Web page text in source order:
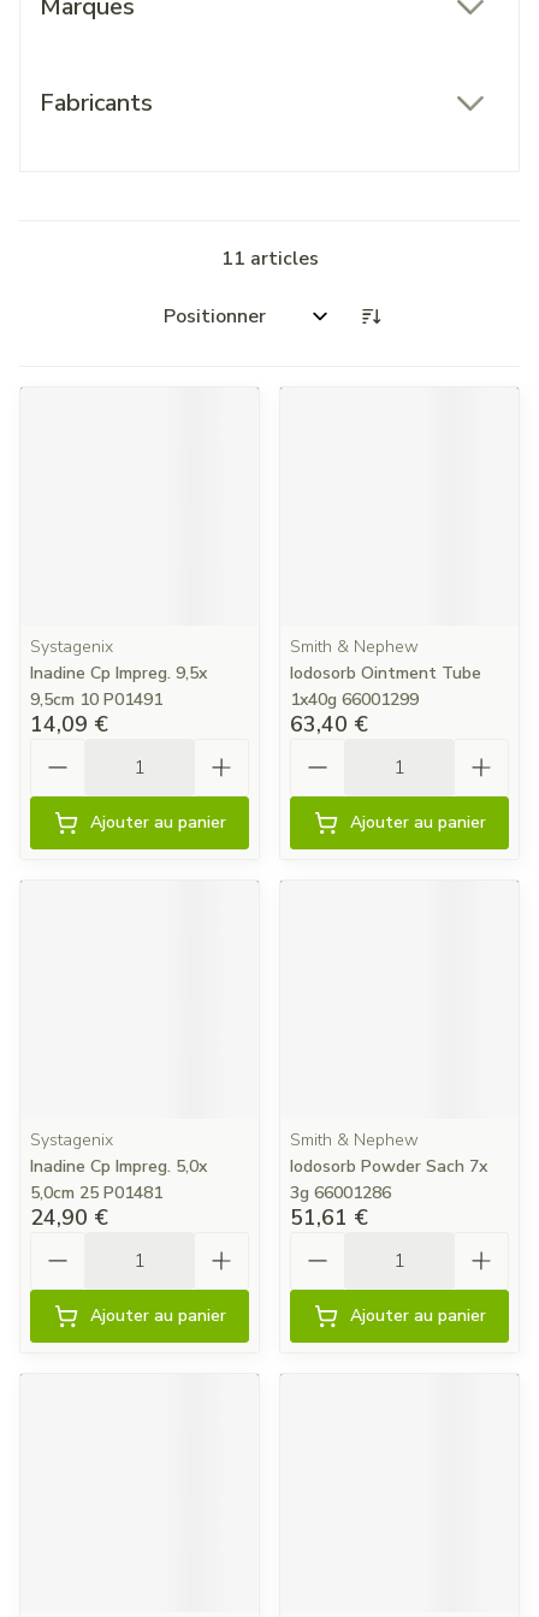
Marques
Fabricants
11 articles
Trier par:
Systagenix
Inadine Cp Impreg. 9,5x
9,5cm 10 P01491
14,09 €
Ajouter au panier
Smith & Nephew
Iodosorb Ointment Tube
1x40g 66001299
63,40 €
Ajouter au panier
Systagenix
Inadine Cp Impreg. 5,0x
5,0cm 25 P01481
24,90 €
Ajouter au panier
Smith & Nephew
Iodosorb Powder Sach 7x
3g 66001286
51,61 €
Ajouter au panier